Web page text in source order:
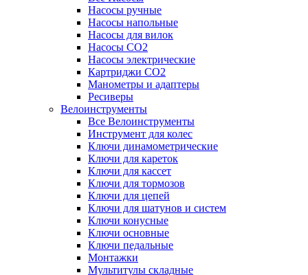
Насосы ручные
Насосы напольные
Насосы для вилок
Насосы CO2
Насосы электрические
Картриджи CO2
Манометры и адаптеры
Ресиверы
Велоинструменты
Все Велоинструменты
Инструмент для колес
Ключи динамометрические
Ключи для кареток
Ключи для кассет
Ключи для тормозов
Ключи для цепей
Ключи для шатунов и систем
Ключи конусные
Ключи основные
Ключи педальные
Монтажки
Мультитулы складные